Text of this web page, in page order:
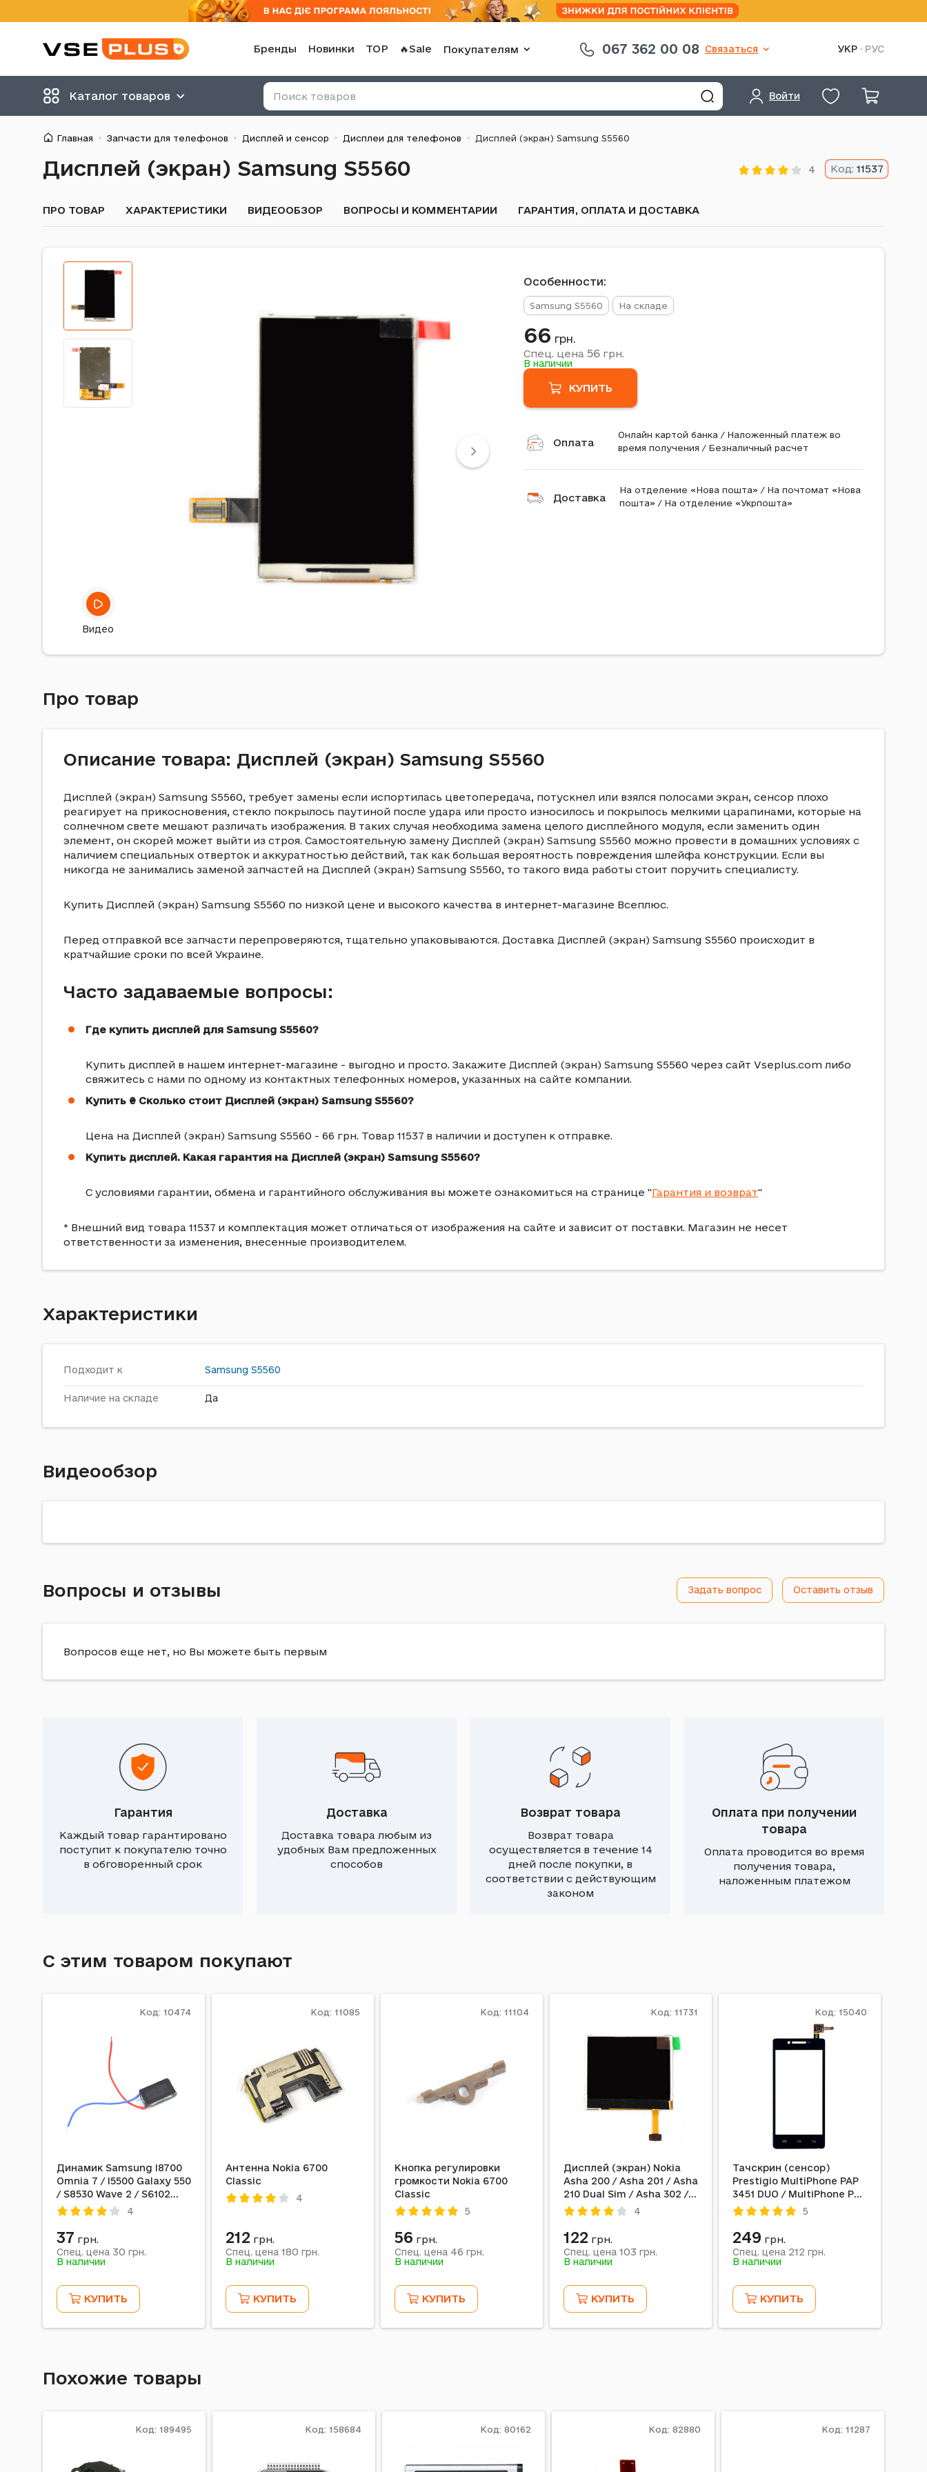
Бренды Новинки TOP 🔥Sale Покупателям 067 362 00 08 Связаться УКР РУС
Войти
Главная Запчасти для телефонов Дисплей и сенсор Дисплеи для телефонов Дисплей (экран) Samsung S5560
Дисплей (экран) Samsung S5560 4 Код: 11537
ПРО ТОВАР ХАРАКТЕРИСТИКИ ВИДЕООБЗОР ВОПРОСЫ И КОММЕНТАРИИ ГАРАНТИЯ, ОПЛАТА И ДОСТАВКА
Видео
Особенности:
Samsung S5560 На складе
66 грн.
Спец. цена 56 грн.
В наличии
КУПИТЬ
Оплата
Онлайн картой банка / Наложенный платеж во
время получения / Безналичный расчет
Доставка
На отделение «Нова пошта» / На почтомат «Нова
пошта» / На отделение «Укрпошта»
Про товар
Описание товара: Дисплей (экран) Samsung S5560
Дисплей (экран) Samsung S5560, требует замены если испортилась цветопередача, потускнел или взялся полосами экран, сенсор плохо
реагирует на прикосновения, стекло покрылось паутиной после удара или просто износилось и покрылось мелкими царапинами, которые на
солнечном свете мешают различать изображения. В таких случая необходима замена целого дисплейного модуля, если заменить один
элемент, он скорей может выйти из строя. Самостоятельную замену Дисплей (экран) Samsung S5560 можно провести в домашних условиях с
наличием специальных отверток и аккуратностью действий, так как большая вероятность повреждения шлейфа конструкции. Если вы
никогда не занимались заменой запчастей на Дисплей (экран) Samsung S5560, то такого вида работы стоит поручить специалисту.
Купить Дисплей (экран) Samsung S5560 по низкой цене и высокого качества в интернет-магазине Всеплюс.
Перед отправкой все запчасти перепроверяются, тщательно упаковываются. Доставка Дисплей (экран) Samsung S5560 происходит в
кратчайшие сроки по всей Украине.
Часто задаваемые вопросы:
Где купить дисплей для Samsung S5560?
Купить дисплей в нашем интернет-магазине - выгодно и просто. Закажите Дисплей (экран) Samsung S5560 через сайт Vseplus.com либо
свяжитесь с нами по одному из контактных телефонных номеров, указанных на сайте компании.
Купить ₴ Сколько стоит Дисплей (экран) Samsung S5560?
Цена на Дисплей (экран) Samsung S5560 - 66 грн. Товар 11537 в наличии и доступен к отправке.
Купить дисплей. Какая гарантия на Дисплей (экран) Samsung S5560?
С условиями гарантии, обмена и гарантийного обслуживания вы можете ознакомиться на странице "Гарантия и возврат"
* Внешний вид товара 11537 и комплектация может отличаться от изображения на сайте и зависит от поставки. Магазин не несет
ответственности за изменения, внесенные производителем.
Характеристики
Подходит к Samsung S5560
Наличие на складе Да
Видеообзор
Вопросы и отзывы Задать вопрос Оставить отзыв
Вопросов еще нет, но Вы можете быть первым
Гарантия
Каждый товар гарантировано
поступит к покупателю точно
в обговоренный срок
Доставка
Доставка товара любым из
удобных Вам предложенных
способов
Возврат товара
Возврат товара
осуществляется в течение 14
дней после покупки, в
соответствии с действующим
законом
Оплата при получении
товара
Оплата проводится во время
получения товара,
наложенным платежом
С этим товаром покупают
Динамик Samsung I8700
Omnia 7 / I5500 Galaxy 550
/ S8530 Wave 2 / S6102
Galaxy Y Duos / i5700
/ S5250 Wave 525 / S5620
Monte / C3510 Corby POP /
E590 / S5560 / S5600 /
/ E900 / X630 / D820 / I710
4
Код: 10474
37 грн.
Спец. цена 30 грн.
В наличии
КУПИТЬ
Антенна Nokia 6700
Classic
4
Код: 11085
212 грн.
Спец. цена 180 грн.
В наличии
КУПИТЬ
Кнопка регулировки
громкости Nokia 6700
Classic
5
Код: 11104
56 грн.
Спец. цена 46 грн.
В наличии
КУПИТЬ
Дисплей (экран) Nokia
Asha 200 / Asha 201 / Asha
210 Dual Sim / Asha 302 /
C3-00 / E5-00 / x2-01
4
Код: 11731
122 грн.
Спец. цена 103 грн.
В наличии
КУПИТЬ
Тачскрин (сенсор)
Prestigio MultiPhone PAP
3451 DUO / MultiPhone PAP
5450 DUO / MultiPhone
PAP 5457 DUO, Черный
5
Код: 15040
249 грн.
Спец. цена 212 грн.
В наличии
КУПИТЬ
Похожие товары
Код: 189495 Код: 158684 Код: 80162 Код: 82880 Код: 11287
Каталог товаров